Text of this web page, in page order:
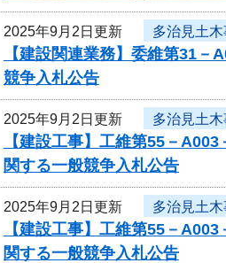
2025年9月2日更新 多治見土
【建設関連業務】委維第31
競争入札公告
2025年9月2日更新 多治見土
【建設工事】工維第55－
関する一般競争入札公告
2025年9月2日更新 多治見土
【建設工事】工維第55－
関する一般競争入札公告